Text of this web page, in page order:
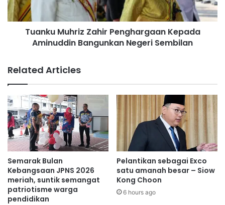
z
k
a
n
t
i
z
e
n
u
h
a
h
i
r
P
e
n
g
h
a
r
g
a
Tuanku Muhriz Zahir Penghargaan Kepada
Aminuddin Bangunkan Negeri Sembilan
Related Articles
Semarak Bulan
Kebangsaan JPNS 2026
meriah, suntik semangat
patriotisme warga
pendidikan
Pelantikan sebagai Exco
satu amanah besar – Siow
Kong Choon
6 hours ago